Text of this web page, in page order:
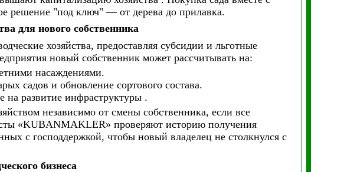
решение "под ключ" — от дерева до прилавка.
для нового собственника
хозяйства, предоставляя субсидии и льготные
новый собственник может рассчитывать на:
насаждениями.
садов и обновление сортового состава.
на развитие инфраструктуры .
независимо от смены собственника, если все
«KUBANMAKLER» проверяют историю получения
с господдержкой, чтобы новый владелец не столкнулся с
бизнеса